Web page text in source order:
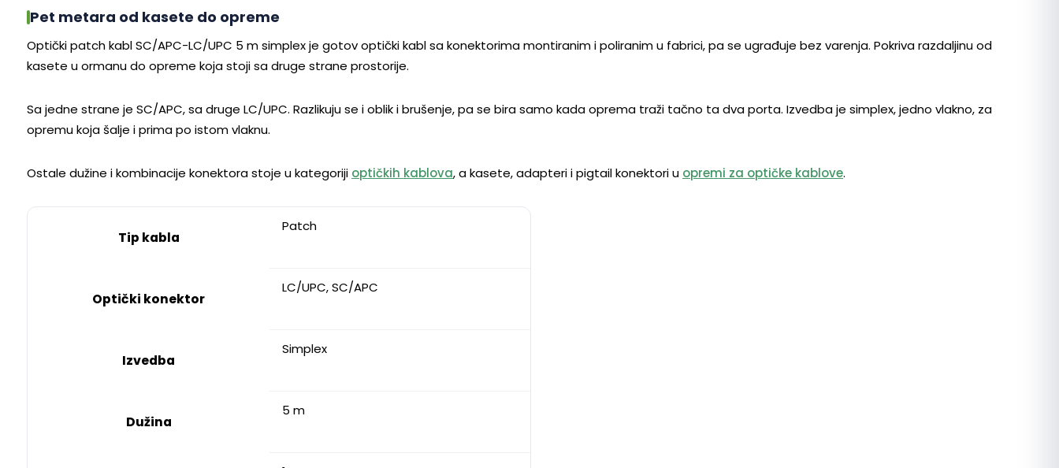
Pet metara od kasete do opreme
Optički patch kabl SC/APC-LC/UPC 5 m simplex je gotov optički kabl sa konektorima montiranim i poliranim u fabrici, pa se ugrađuje bez varenja. Pokriva razdaljinu od
kasete u ormanu do opreme koja stoji sa druge strane prostorije.
Sa jedne strane je SC/APC, sa druge LC/UPC. Razlikuju se i oblik i brušenje, pa se bira samo kada oprema traži tačno ta dva porta. Izvedba je simplex, jedno vlakno, za
opremu koja šalje i prima po istom vlaknu.
Ostale dužine i kombinacije konektora stoje u kategoriji optičkih kablova, a kasete, adapteri i pigtail konektori u opremi za optičke kablove.
Tip kabla
Patch
Optički konektor
LC/UPC, SC/APC
Izvedba
Simplex
Dužina
5 m